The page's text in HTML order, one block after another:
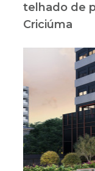
telhado de
Criciúma